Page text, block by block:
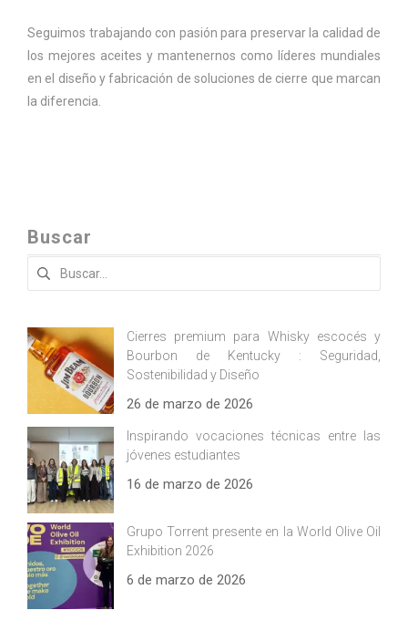
Seguimos trabajando con pasión para preservar la calidad de
los mejores aceites y mantenernos como líderes mundiales
en el diseño y fabricación de soluciones de cierre que marcan
la diferencia.
Buscar
Buscar:
Cierres premium para Whisky escocés y
Bourbon de Kentucky : Seguridad,
Sostenibilidad y Diseño
26 de marzo de 2026
Inspirando vocaciones técnicas entre las
jóvenes estudiantes
16 de marzo de 2026
Grupo Torrent presente en la World Olive Oil
Exhibition 2026
6 de marzo de 2026